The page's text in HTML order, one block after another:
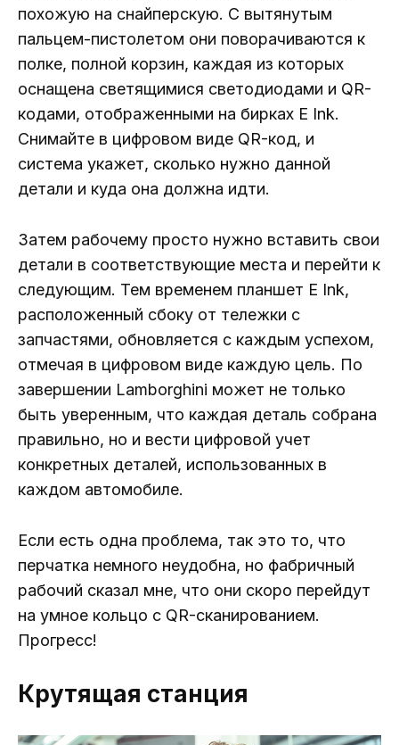
похожую на снайперскую. С вытянутым
пальцем-пистолетом они поворачиваются к
полке, полной корзин, каждая из которых
оснащена светящимися светодиодами и QR-
кодами, отображенными на бирках E Ink.
Снимайте в цифровом виде QR-код, и
система укажет, сколько нужно данной
детали и куда она должна идти.
Затем рабочему просто нужно вставить свои
детали в соответствующие места и перейти к
следующим. Тем временем планшет E Ink,
расположенный сбоку от тележки с
запчастями, обновляется с каждым успехом,
отмечая в цифровом виде каждую цель. По
завершении Lamborghini может не только
быть уверенным, что каждая деталь собрана
правильно, но и вести цифровой учет
конкретных деталей, использованных в
каждом автомобиле.
Если есть одна проблема, так это то, что
перчатка немного неудобна, но фабричный
рабочий сказал мне, что они скоро перейдут
на умное кольцо с QR-сканированием.
Прогресс!
Крутящая станция